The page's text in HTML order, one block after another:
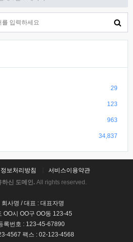
29
123
963
34,837
보처리방침
서비스이용약관
하신 도메인. All rights reserved.
회사명 / 대표 : 대표자명
OO시 OO구 OO동 123-45
록번호 : 123-45-67890
4567 팩스 : 02-123-4568